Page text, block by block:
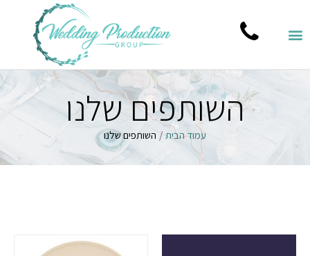
השותפים שלנו
עמוד הבית / השותפים שלנו